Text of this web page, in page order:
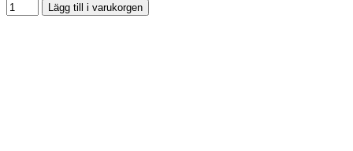
Lägg till i varukorgen